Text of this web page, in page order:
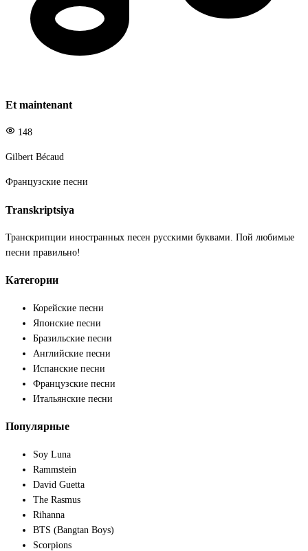
Et maintenant
148
Gilbert Bécaud
Французские песни
Transkriptsiya
Транскрипции иностранных песен русскими буквами. Пой любимые
песни правильно!
Категории
Корейские песни
Японские песни
Бразильские песни
Английские песни
Испанские песни
Французские песни
Итальянские песни
Популярные
Soy Luna
Rammstein
David Guetta
The Rasmus
Rihanna
BTS (Bangtan Boys)
Scorpions